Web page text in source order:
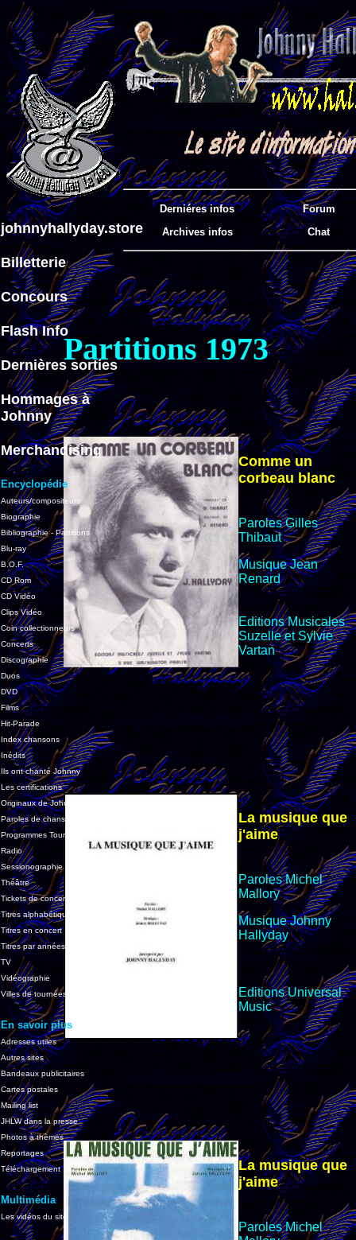
Derniéres infos
Forum
Archives infos
Chat
johnnyhallyday.store
Billetterie
Concours
Flash Info
Dernières sorties
Hommages à
Johnny
Merchandising
Encyclopédie
Auteurs/compositeurs
Biographie
Bibliographie - Partitions
Blu-ray
B.O.F.
CD Rom
CD Vidéo
Clips Vidéo
Coin collectionneurs
Concerts
Discographie
Duos
DVD
Films
Hit-Parade
Index chansons
Inédits
Ils ont chanté Johnny
Les certifications
Originaux de Johnny
Paroles de chansons
Programmes Tournées
Radio
Sessionographie
Théâtre
Tickets de concert
Titres alphabétique
Titres en concert
Titres par années
TV
Vidéographie
Villes de tournées
En savoir plus
Adresses utiles
Autres sites
Bandeaux publicitaires
Cartes postales
Mailing list
JHLW dans la presse
Photos à thèmes
Reportages
Téléchargement
Multimédia
Les vidéos du site
Partitions 1973
Comme un
corbeau blanc
Paroles Gilles
Thibaut
Musique Jean
Renard
Editions Musicales
Suzelle et Sylvie
Vartan
La musique que
j'aime
Paroles Michel
Mallory
Musique Johnny
Hallyday
Editions Universal
Music
La musique que
j'aime
Paroles Michel